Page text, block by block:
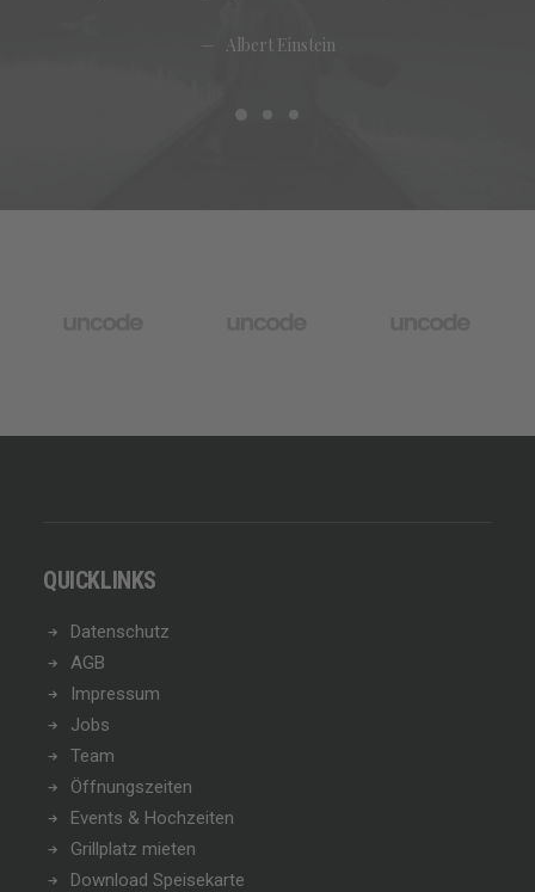
Albert Einstein
QUICKLINKS
Datenschutz
AGB
Impressum
Jobs
Team
Öffnungszeiten
Events & Hochzeiten
Grillplatz mieten
Download Speisekarte